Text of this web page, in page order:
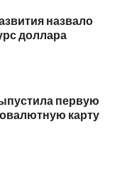
назвало
доллара
первую
карту